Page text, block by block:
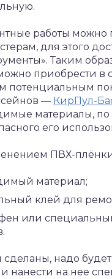
работы можно
для этого
Таким
приобрести в
потенциальным
— КирПул-
материалы,
его
ПВХ-
материал;
клей для
или
надо
нанести на нее